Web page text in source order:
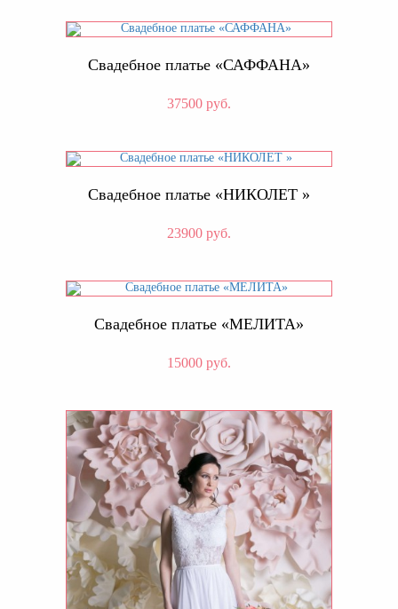
Свадебное платье «САФФАНА»
37500 руб.
Свадебное платье «НИКОЛЕТ »
23900 руб.
Свадебное платье «МЕЛИТА»
15000 руб.